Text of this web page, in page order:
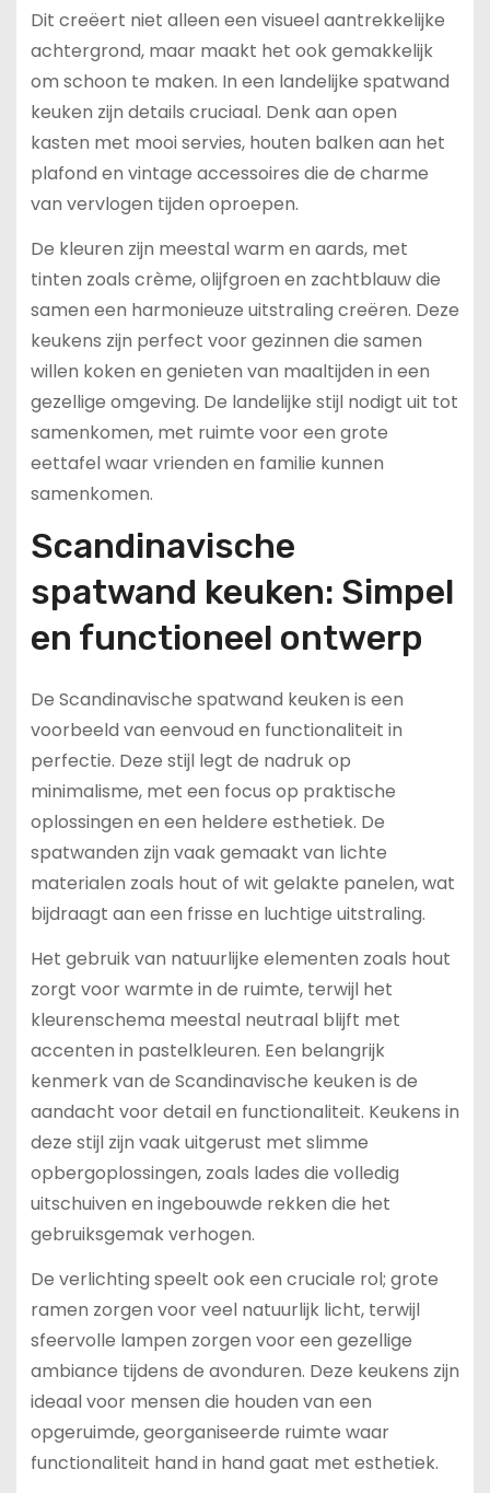
Dit creëert niet alleen een visueel aantrekkelijke
achtergrond, maar maakt het ook gemakkelijk
om schoon te maken. In een landelijke spatwand
keuken zijn details cruciaal. Denk aan open
kasten met mooi servies, houten balken aan het
plafond en vintage accessoires die de charme
van vervlogen tijden oproepen.
De kleuren zijn meestal warm en aards, met
tinten zoals crème, olijfgroen en zachtblauw die
samen een harmonieuze uitstraling creëren. Deze
keukens zijn perfect voor gezinnen die samen
willen koken en genieten van maaltijden in een
gezellige omgeving. De landelijke stijl nodigt uit tot
samenkomen, met ruimte voor een grote
eettafel waar vrienden en familie kunnen
samenkomen.
Scandinavische
spatwand keuken: Simpel
en functioneel ontwerp
De Scandinavische spatwand keuken is een
voorbeeld van eenvoud en functionaliteit in
perfectie. Deze stijl legt de nadruk op
minimalisme, met een focus op praktische
oplossingen en een heldere esthetiek. De
spatwanden zijn vaak gemaakt van lichte
materialen zoals hout of wit gelakte panelen, wat
bijdraagt aan een frisse en luchtige uitstraling.
Het gebruik van natuurlijke elementen zoals hout
zorgt voor warmte in de ruimte, terwijl het
kleurenschema meestal neutraal blijft met
accenten in pastelkleuren. Een belangrijk
kenmerk van de Scandinavische keuken is de
aandacht voor detail en functionaliteit. Keukens in
deze stijl zijn vaak uitgerust met slimme
opbergoplossingen, zoals lades die volledig
uitschuiven en ingebouwde rekken die het
gebruiksgemak verhogen.
De verlichting speelt ook een cruciale rol; grote
ramen zorgen voor veel natuurlijk licht, terwijl
sfeervolle lampen zorgen voor een gezellige
ambiance tijdens de avonduren. Deze keukens zijn
ideaal voor mensen die houden van een
opgeruimde, georganiseerde ruimte waar
functionaliteit hand in hand gaat met esthetiek.